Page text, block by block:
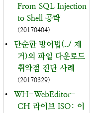
From SQL Injection
to Shell 공략
(20170404)
•
단순한 방어법(../ 제
거)의 파일 다운로드
취약점 진단 사례
(20170329)
•
WH-WebEditor-
CH 라이브 ISO: 이